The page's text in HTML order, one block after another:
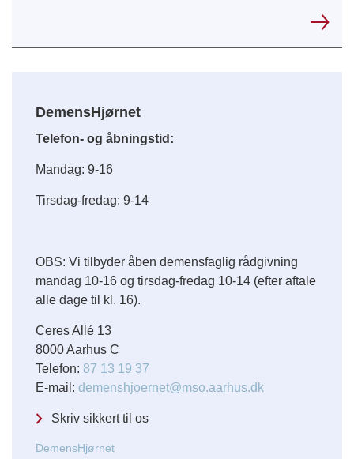
DemensHjørnet
Telefon- og åbningstid:
Mandag: 9-16
Tirsdag-fredag: 9-14
OBS: Vi tilbyder åben demensfaglig rådgivning
mandag 10-16 og tirsdag-fredag 10-14 (efter aftale
alle dage til kl. 16).
Ceres Allé 13
8000 Aarhus C
Telefon: 87 13 19 37
E-mail: demenshjoernet@mso.aarhus.dk
Skriv sikkert til os
DemensHjørnet